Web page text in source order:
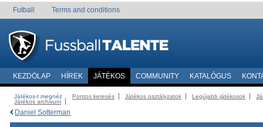
Futball Terms and conditions
KEZDÖLAP HÍREK JÁTÉKOS COMMUNITY KATALÓGUS
Játékos-t megnéz Pontos keresés Játékos osztályzatok Legújabb játékosok
Játékos archivum
Daniel Sotterman